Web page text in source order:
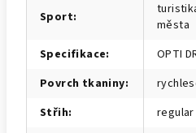
Sport:
města
Specifikace:
OPTI
Povrch tkaniny:
Střih:
regular